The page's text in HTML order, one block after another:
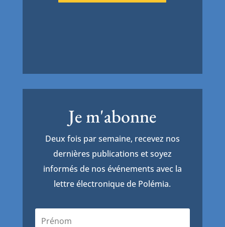
Je m'abonne
Deux fois par semaine, recevez nos
dernières publications et soyez
informés de nos événements avec la
lettre électronique de Polémia.